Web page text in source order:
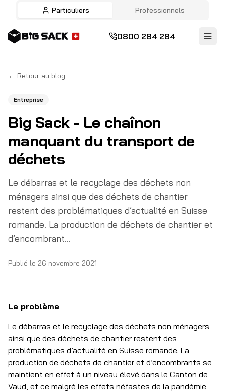
Particuliers Professionnels
0800 284 284
← Retour au blog
Entreprise
Big Sack - Le chaînon
manquant du transport de
déchets
Le débarras et le recyclage des déchets non
ménagers ainsi que des déchets de chantier
restent des problématiques d’actualité en Suisse
romande. La production de déchets de chantier et
d’encombrant...
Publié le 26 novembre 2021
Le problème
Le débarras et le recyclage des déchets non ménagers
ainsi que des déchets de chantier restent des
problématiques d’actualité en Suisse romande. La
production de déchets de chantier et d’encombrants se
maintient en effet à un niveau élevé dans le Canton de
Vaud, et ce malgré les effets néfastes de la pandémie